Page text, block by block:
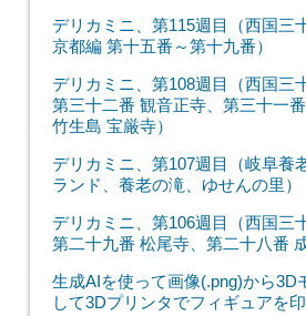
デリカミニ、第115週目（西国三
京都編 第十五番～第十九番）
デリカミニ、第108週目（西国三
第三十二番 観音正寺、第三十一
竹生島 宝厳寺）
デリカミニ、第107週目（岐阜養
ランド、養老の滝、ゆせんの里）
デリカミニ、第106週目（西国三
第二十九番 松尾寺、第二十八番
生成AIを使って画像(.png)から3D
して3Dプリンタでフィギュアを